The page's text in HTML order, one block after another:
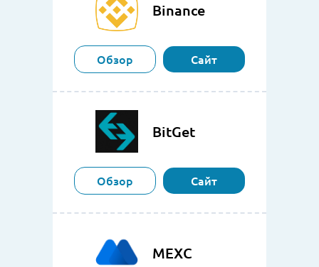
Binance
Обзор Сайт
BitGet
Обзор Сайт
MEXC